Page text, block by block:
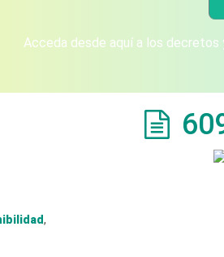
Acceda desde aquí a los
,